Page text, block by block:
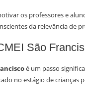
os professores e
da relevância de
São
é um passo
no estágio de crianças